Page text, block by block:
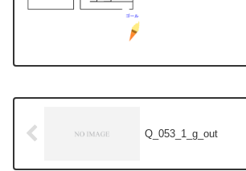
Q_053_1_g_out